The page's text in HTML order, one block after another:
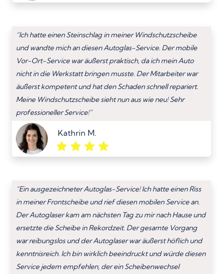
“Ich hatte einen Steinschlag in meiner Windschutzscheibe
und wandte mich an diesen Autoglas-Service. Der mobile
Vor-Ort-Service war äußerst praktisch, da ich mein Auto
nicht in die Werkstatt bringen musste. Der Mitarbeiter war
äußerst kompetent und hat den Schaden schnell repariert.
Meine Windschutzscheibe sieht nun aus wie neu! Sehr
professioneller Service!”
Kathrin M.
“Ein ausgezeichneter Autoglas-Service! Ich hatte einen Riss
in meiner Frontscheibe und rief diesen mobilen Service an.
Der Autoglaser kam am nächsten Tag zu mir nach Hause und
ersetzte die Scheibe in Rekordzeit. Der gesamte Vorgang
war reibungslos und der Autoglaser war äußerst höflich und
kenntnisreich. Ich bin wirklich beeindruckt und würde diesen
Service jedem empfehlen, der ein Scheibenwechsel